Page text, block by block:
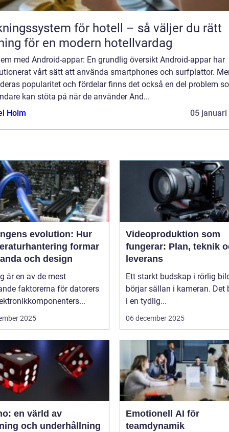
för hotell – så väljer du rätt
för en modern hotellvardag
med Android-appar: En grundlig översikt Android-appar har
vårt sätt att använda smartphones och surfplattor.
popularitet och fördelar finns det också en del problem
kan stöta på när de använder And...
Holm
05 januari
evolution: Hur
formar
och design
är en av de mest
faktorerna för datorers
2025
Videoproduktion som
fungerar: Plan, teknik
leverans
Ett starkt budskap i rörlig
börjar sällan i kameran. Det
i en tydlig...
06 december 2025
en värld av
och underhållning
Emotionell AI för
teamdynamik